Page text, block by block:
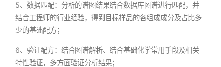
5、数据匹配：分析的谱图结果结合数据库图谱进行匹配，并
结合工程师的行业经验，得到目标样品的各组成成分及占比多
少的基础配方；
6、验证配方：结合图谱解析、结合基础化学常用手段及相关
特性验证，多方面验证分析结果；